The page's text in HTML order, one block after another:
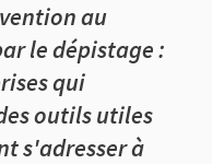
au
le dépistage :
qui
outils utiles
s'adresser à